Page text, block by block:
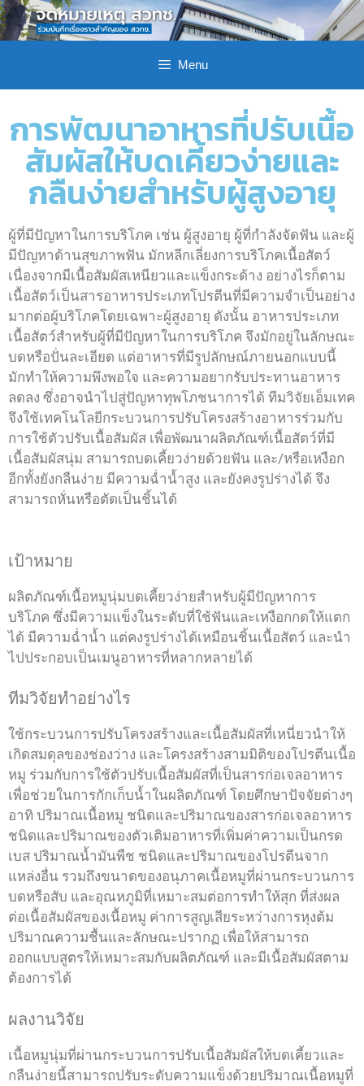
Menu
การพัฒนาอาหารที่ปรับเนื้อ
สัมผัสให้บดเคี้ยวง่ายและ
กลืนง่ายสำหรับผู้สูงอายุ
ผู้ที่มีปัญหาในการบริโภค เช่น ผู้สูงอายุ ผู้ที่กำลังจัดฟัน และผู้
มีปัญหาด้านสุขภาพฟัน มักหลีกเลี่ยงการบริโภคเนื้อสัตว์
เนื่องจากมีเนื้อสัมผัสเหนียวและแข็งกระด้าง อย่างไรก็ตาม
เนื้อสัตว์เป็นสารอาหารประเภทโปรตีนที่มีความจำเป็นอย่าง
มากต่อผู้บริโภคโดยเฉพาะผู้สูงอายุ ดังนั้น อาหารประเภท
เนื้อสัตว์สำหรับผู้ที่มีปัญหาในการบริโภค จึงมักอยู่ในลักษณะ
บดหรือปั่นละเอียด แต่อาหารที่มีรูปลักษณ์ภายนอกแบบนี้
มักทำให้ความพึงพอใจ และความอยากรับประทานอาหาร
ลดลง ซึ่งอาจนำไปสู่ปัญหาทุพโภชนาการได้ ทีมวิจัยเอ็มเทค
จึงใช้เทคโนโลยีกระบวนการปรับโครงสร้างอาหารร่วมกับ
การใช้ตัวปรับเนื้อสัมผัส เพื่อพัฒนาผลิตภัณฑ์เนื้อสัตว์ที่มี
เนื้อสัมผัสนุ่ม สามารถบดเคี้ยวง่ายด้วยฟัน และ/หรือเหงือก
อีกทั้งยังกลืนง่าย มีความฉ่ำน้ำสูง และยังคงรูปร่างได้ จึง
สามารถหั่นหรือตัดเป็นชิ้นได้
เป้าหมาย
ผลิตภัณฑ์เนื้อหมูนุ่มบดเคี้ยวง่ายสำหรับผู้มีปัญหาการ
บริโภค ซึ่งมีความแข็งในระดับที่ใช้ฟันและเหงือกกดให้แตก
ได้ มีความฉ่ำน้ำ แต่คงรูปร่างได้เหมือนชิ้นเนื้อสัตว์ และนำ
ไปประกอบเป็นเมนูอาหารที่หลากหลายได้
ทีมวิจัยทำอย่างไร
ใช้กระบวนการปรับโครงสร้างและเนื้อสัมผัสที่เหนี่ยวนำให้
เกิดสมดุลของช่องว่าง และโครงสร้างสามมิติของโปรตีนเนื้อ
หมู ร่วมกับการใช้ตัวปรับเนื้อสัมผัสที่เป็นสารก่อเจลอาหาร
เพื่อช่วยในการกักเก็บน้ำในผลิตภัณฑ์ โดยศึกษาปัจจัยต่างๆ
อาทิ ปริมาณเนื้อหมู ชนิดและปริมาณของสารก่อเจลอาหาร
ชนิดและปริมาณของตัวเติมอาหารที่เพิ่มค่าความเป็นกรด
เบส ปริมาณน้ำมันพืช ชนิดและปริมาณของโปรตีนจาก
แหล่งอื่น รวมถึงขนาดของอนุภาคเนื้อหมูที่ผ่านกระบวนการ
บดหรือสับ และอุณหภูมิที่เหมาะสมต่อการทำให้สุก ที่ส่งผล
ต่อเนื้อสัมผัสของเนื้อหมู ค่าการสูญเสียระหว่างการหุงต้ม
ปริมาณความชื้นและลักษณะปรากฏ เพื่อให้สามารถ
ออกแบบสูตรให้เหมาะสมกับผลิตภัณฑ์ และมีเนื้อสัมผัสตาม
ต้องการได้
ผลงานวิจัย
เนื้อหมูนุ่มที่ผ่านกระบวนการปรับเนื้อสัมผัสให้บดเคี้ยวและ
กลืนง่ายนี้สามารถปรับระดับความแข็งด้วยปริมาณเนื้อหมูที่